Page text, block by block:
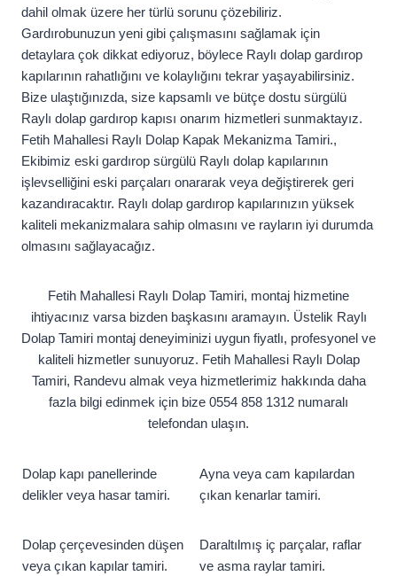
dahil olmak üzere her türlü sorunu çözebiliriz.
Gardırobunuzun yeni gibi çalışmasını sağlamak için
detaylara çok dikkat ediyoruz, böylece Raylı dolap gardırop
kapılarının rahatlığını ve kolaylığını tekrar yaşayabilirsiniz.
Bize ulaştığınızda, size kapsamlı ve bütçe dostu sürgülü
Raylı dolap gardırop kapısı onarım hizmetleri sunmaktayız.
Fetih Mahallesi Raylı Dolap Kapak Mekanizma Tamiri.,
Ekibimiz eski gardırop sürgülü Raylı dolap kapılarının
işlevselliğini eski parçaları onararak veya değiştirerek geri
kazandıracaktır. Raylı dolap gardırop kapılarınızın yüksek
kaliteli mekanizmalara sahip olmasını ve rayların iyi durumda
olmasını sağlayacağız.
Fetih Mahallesi Raylı Dolap Tamiri, montaj hizmetine
ihtiyacınız varsa bizden başkasını aramayın. Üstelik Raylı
Dolap Tamiri montaj deneyiminizi uygun fiyatlı, profesyonel ve
kaliteli hizmetler sunuyoruz. Fetih Mahallesi Raylı Dolap
Tamiri, Randevu almak veya hizmetlerimiz hakkında daha
fazla bilgi edinmek için bize 0554 858 1312 numaralı
telefondan ulaşın.
Dolap kapı panellerinde
delikler veya hasar tamiri.
Dolap çerçevesinden düşen
veya çıkan kapılar tamiri.
Ayna veya cam kapılardan
çıkan kenarlar tamiri.
Daraltılmış iç parçalar, raflar
ve asma raylar tamiri.